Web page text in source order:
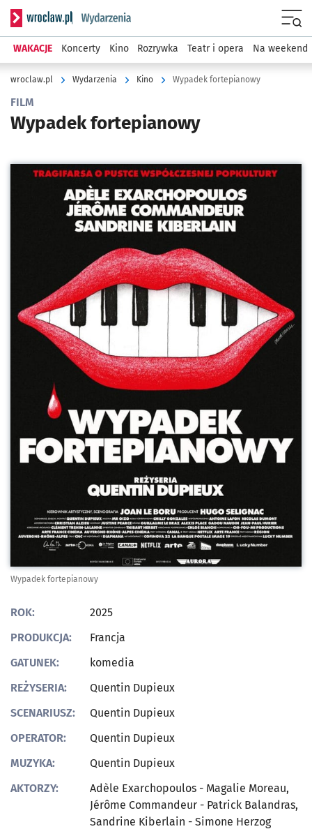
Serwis informacyjny wroclaw.pl podserwis: Wydarzenia
WAKACJE Koncerty Kino Rozrywka Teatr i opera Na weekend
wroclaw.pl Wydarzenia Kino Wypadek fortepianowy
FILM
Wypadek fortepianowy
Kliknij, aby powiększyć
Wypadek fortepianowy
ROK:
2025
PRODUKCJA:
Francja
GATUNEK:
komedia
REŻYSERIA:
Quentin Dupieux
SCENARIUSZ:
Quentin Dupieux
OPERATOR:
Quentin Dupieux
MUZYKA:
Quentin Dupieux
AKTORZY:
Adèle Exarchopoulos - Magalie Moreau,
Jérôme Commandeur - Patrick Balandras,
Sandrine Kiberlain - Simone Herzog